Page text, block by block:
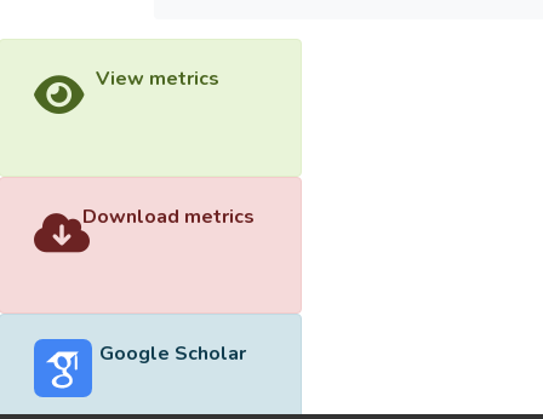
View metrics
Download metrics
Google Scholar